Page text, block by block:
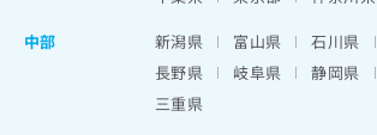
中部
新潟県 富山県 石川県
長野県
岐阜県 静岡県
三重県